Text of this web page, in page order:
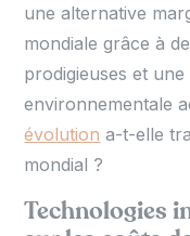
une alternative
mondiale grâce à
prodigieuses et
environnementale
évolution a-t-elle
mondial ?
Technologies